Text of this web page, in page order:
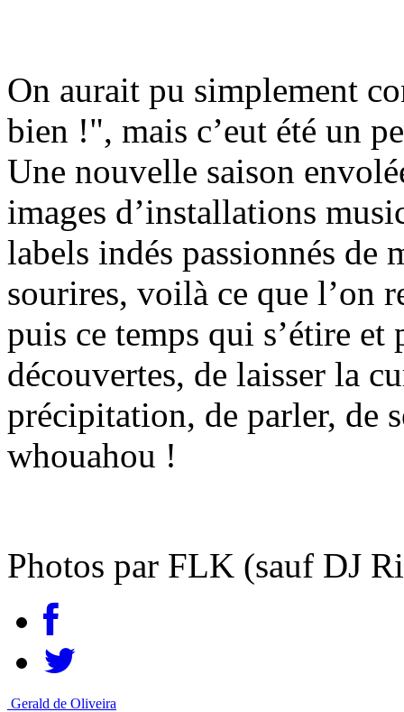
On aurait pu simplement
bien !", mais c’eut été un
Une nouvelle saison
images d’installations
labels indés passionnés de
sourires, voilà ce que l’on
puis ce temps qui s’étire
découvertes, de laisser la
précipitation, de parler, de
whouahou !
Photos par FLK (sauf DJ
Gerald de Oliveira